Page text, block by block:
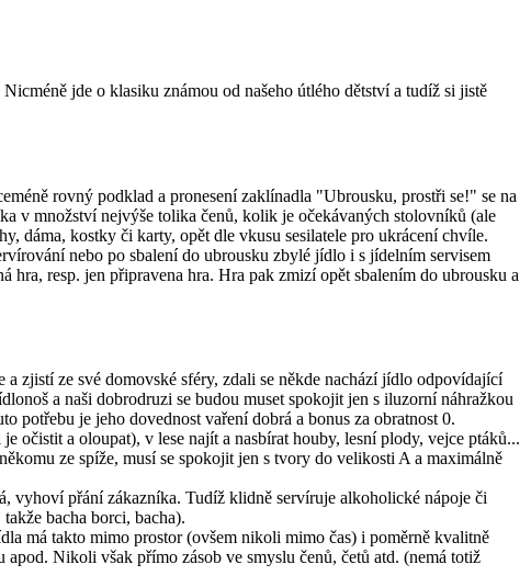
jde o klasiku známou od našeho útlého dětství a tudíž si jistě
rovný podklad a pronesení zaklínadla "Ubrousku, prostři se!" se na
v množství nejvýše tolika čenů, kolik je očekávaných stolovníků (ale
dáma, kostky či karty, opět dle vkusu sesilatele pro ukrácení chvíle.
nebo po sbalení do ubrousku zbylé jídlo i s jídelním servisem
resp. jen připravena hra. Hra pak zmizí opět sbalením do ubrousku a
zjistí ze své domovské sféry, zdali se někde nachází jídlo odpovídající
a naši dobrodruzi se budou muset spokojit jen s iluzorní náhražkou
potřebu je jeho dovednost vaření dobrá a bonus za obratnost 0.
očistit a oloupat), v lese najít a nasbírat houby, lesní plody, vejce ptáků...
ze spíže, musí se spokojit jen s tvory do velikosti A a maximálně
vyhoví přání zákazníka. Tudíž klidně servíruje alkoholické nápoje či
bacha borci, bacha).
má takto mimo prostor (ovšem nikoli mimo čas) i poměrně kvalitně
Nikoli však přímo zásob ve smyslu čenů, četů atd. (nemá totiž